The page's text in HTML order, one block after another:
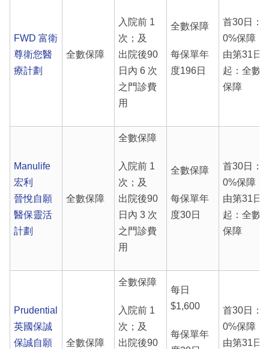
FWD 富衛
尊衛您醫
療計劃
全數保障
入院前 1
次；及
出院後90
日內 6 次
之門診費
用
全數保障
每保單年
度196日
首30日：
0%保障
由第31日
起：全數
保障
Manulife
宏利
晉悅自願
醫保靈活
計劃
全數保障
全數保障
入院前 1
次；及
出院後90
日內 3 次
之門診費
用
全數保障
每保單年
度30日
首30日：
0%保障
由第31日
起：全數
保障
Prudential
英國保誠
保誠自願
全數保障
全數保障
入院前 1
次；及
出院後90
每日
$1,600
每保單年
首30日：
0%保障
由第31日